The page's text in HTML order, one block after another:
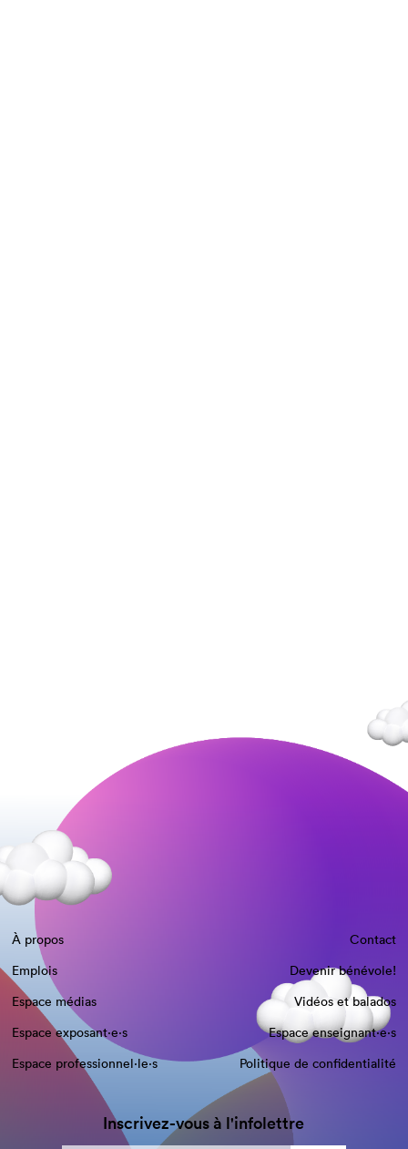
À propos
Contact
Emplois
Devenir bénévole!
Espace médias
Vidéos et balados
Espace exposant·e⋅s
Espace enseignant·e⋅s
Espace professionnel·le⋅s
Politique de confidentialité
Inscrivez-vous à l'infolettre